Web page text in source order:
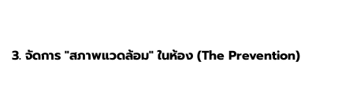
3. จัดการ "สภาพแวดล้อม" ในห้อง (The Prevention)